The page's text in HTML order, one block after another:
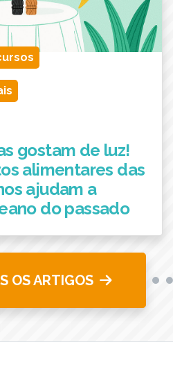
gostam de luz!
alimentares das
ajudam a
do passado
OS ARTIGOS